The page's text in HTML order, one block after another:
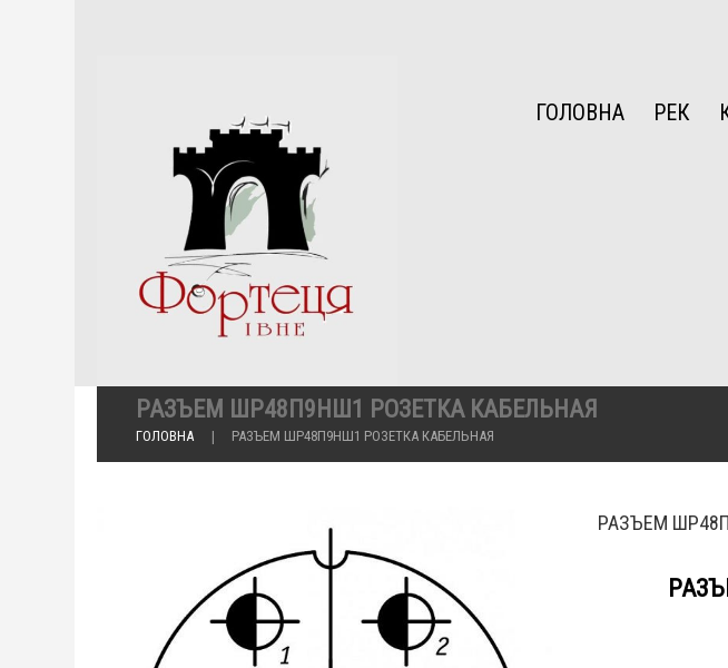
ГОЛОВНА РЕК
РАЗЪЕМ ШР48П9НШ1 РОЗЕТКА КАБЕЛЬНАЯ
ГОЛОВНА РАЗЪЕМ ШР48П9НШ1 РОЗЕТКА КАБЕЛЬНАЯ
РАЗЪЕМ